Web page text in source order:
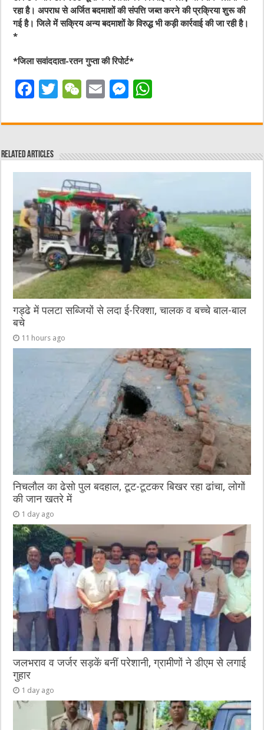
रहा है। अपराध से अर्जित बदमाशों की संपत्ति जब्त करने की प्रक्रिया शुरू की
गई है। जिले में सक्रिय अन्य बदमाशों के विरुद्ध भी कड़ी कार्रवाई की जा रही है।
*
*जिला सवांददाता-रतन गुप्ता की रिपोर्ट*
F
c
e
b
o
o
k
T
it
r
W
C
at
E
ai
M
ss
n
er
at
A
p
Related Articles
गड्ढे में पलटा सब्जियों से लदा ई-रिक्शा, चालक व बच्चे बाल-बाल
बचे
11 hours ago
निचलौल का ढेसो पुल बदहाल, टूट-टूटकर बिखर रहा ढांचा, लोगों
की जान खतरे में
1 day ago
जलभराव व जर्जर सड़कें बनीं परेशानी, ग्रामीणों ने डीएम से लगाई
गुहार
1 day ago